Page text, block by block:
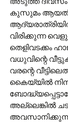
കുസുമം
വിരിക്കുന്ന
തെളിവടക്കം
വധുവിന്റെ
വരന്റെ
കൈയ്യിൽ
അല്ലെങ്കിൽ